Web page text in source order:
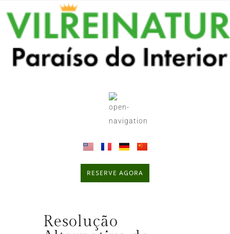
RESERVE AGORA
Resolução